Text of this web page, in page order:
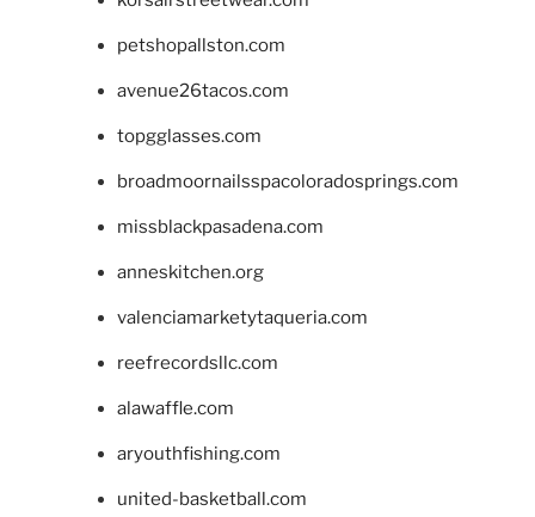
petshopallston.com
avenue26tacos.com
topgglasses.com
broadmoornailsspacoloradosprings.com
missblackpasadena.com
anneskitchen.org
valenciamarketytaqueria.com
reefrecordsllc.com
alawaffle.com
aryouthfishing.com
united-basketball.com